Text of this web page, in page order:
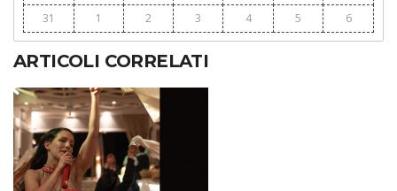
31
1 2 3 4 5 6
ARTICOLI CORRELATI